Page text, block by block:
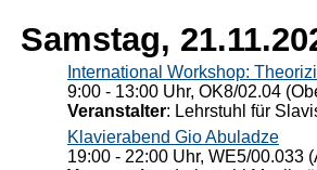
Samstag,
International Workshop:
9:00 - 13:00 Uhr, OK8/02.04
Veranstalter: Lehrstuhl für
Klavierabend Gio Abuladze
19:00 - 22:00 Uhr, WE5/00.033